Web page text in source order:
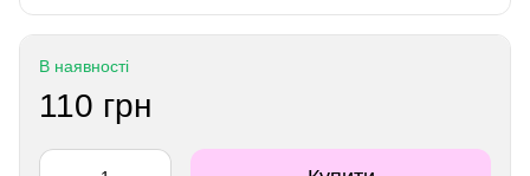
В наявності
110 грн